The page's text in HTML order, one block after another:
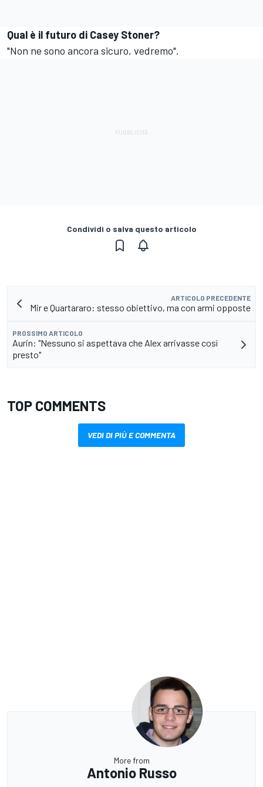
Qual è il futuro di Casey Stoner?
"Non ne sono ancora sicuro, vedremo".
Condividi o salva questo articolo
ARTICOLO PRECEDENTE
Mir e Quartararo: stesso obiettivo, ma con armi opposte
PROSSIMO ARTICOLO
Aurin: "Nessuno si aspettava che Alex arrivasse così
presto"
TOP COMMENTS
VEDI DI PIÙ E COMMENTA
More from
Antonio Russo